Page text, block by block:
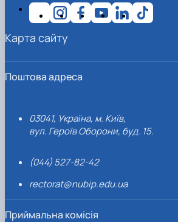
Поштова адреса
03041, Україна, м. Київ,
вул. Героїв Оборони, буд. 15.
(044) 527-82-42
rectorat@nubip.edu.ua
Приймальна комісія
Карта сайту